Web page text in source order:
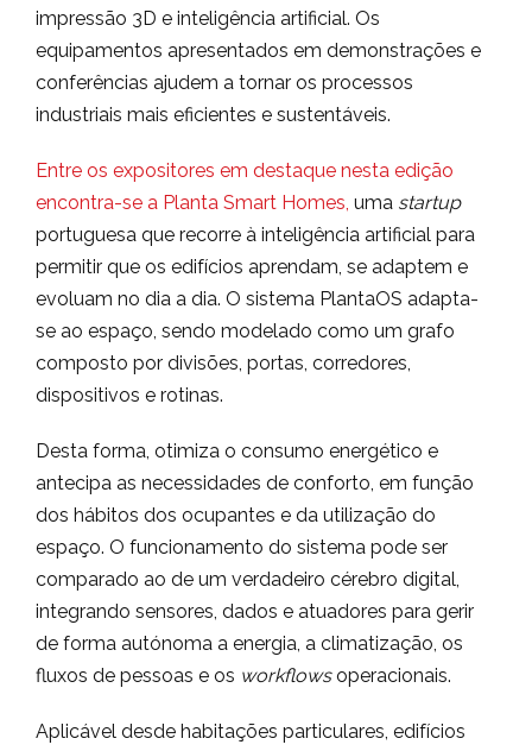
impressão 3D e inteligência artificial. Os
equipamentos apresentados em demonstrações e
conferências ajudem a tornar os processos
industriais mais eficientes e sustentáveis.
Entre os expositores em destaque nesta edição
encontra-se a Planta Smart Homes, uma startup
portuguesa que recorre à inteligência artificial para
permitir que os edifícios aprendam, se adaptem e
evoluam no dia a dia. O sistema PlantaOS adapta-
se ao espaço, sendo modelado como um grafo
composto por divisões, portas, corredores,
dispositivos e rotinas.
Desta forma, otimiza o consumo energético e
antecipa as necessidades de conforto, em função
dos hábitos dos ocupantes e da utilização do
espaço. O funcionamento do sistema pode ser
comparado ao de um verdadeiro cérebro digital,
integrando sensores, dados e atuadores para gerir
de forma autónoma a energia, a climatização, os
fluxos de pessoas e os workflowsoperacionais.
Aplicável desde habitações particulares, edifícios